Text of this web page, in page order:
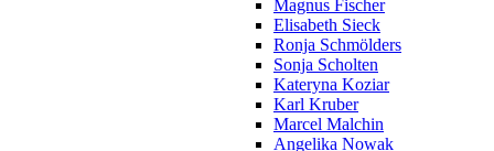
Magnus Fischer
Elisabeth Sieck
Ronja Schmölders
Sonja Scholten
Kateryna Koziar
Karl Kruber
Marcel Malchin
Angelika Nowak